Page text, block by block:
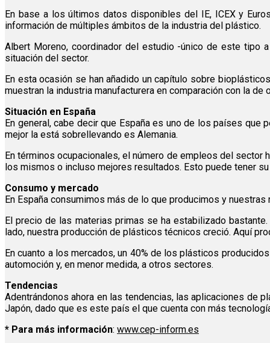
En base a los últimos datos disponibles del IE, ICEX y
información de múltiples ámbitos de la industria del plástico.
Albert Moreno, coordinador del estudio -único de este tipo
situación del sector.
En esta ocasión se han añadido un capítulo sobre
muestran la industria manufacturera en comparación con la de
Situación en España
En general, cabe decir que España es uno de los países
mejor la está sobrellevando es Alemania.
En términos ocupacionales, el número de empleos del
los mismos o incluso mejores resultados. Esto puede tener
Consumo y mercado
En España consumimos más de lo que producimos y
El precio de las materias primas se ha estabilizado
lado, nuestra producción de plásticos técnicos creció. Aquí
En cuanto a los mercados, un 40% de los plásticos
automoción y, en menor medida, a otros sectores.
Tendencias
Adentrándonos ahora en las tendencias, las aplicaciones de
Japón, dado que es este país el que cuenta con más
* Para más información: www.cep-inform.es